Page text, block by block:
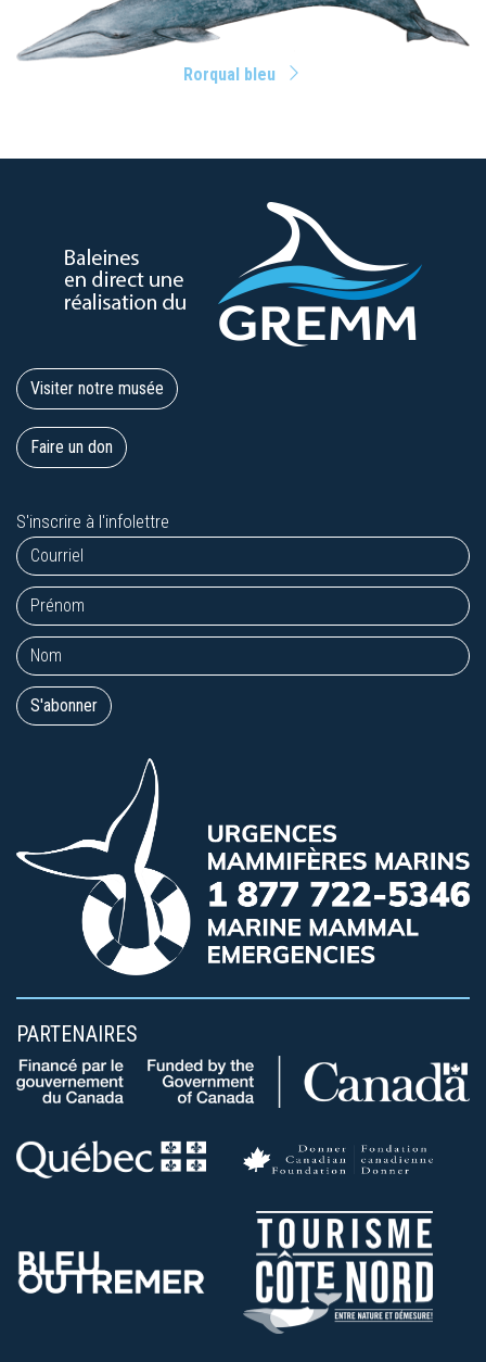
Rorqual bleu
Visiter notre musée
Faire un don
S'inscrire à l'infolettre
PARTENAIRES